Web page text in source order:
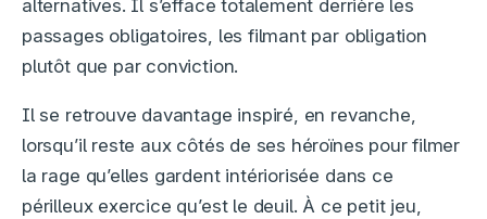
alternatives. Il s’efface totalement derrière les
passages obligatoires, les filmant par obligation
plutôt que par conviction.
Il se retrouve davantage inspiré, en revanche,
lorsqu’il reste aux côtés de ses héroïnes pour filmer
la rage qu’elles gardent intériorisée dans ce
périlleux exercice qu’est le deuil. À ce petit jeu,